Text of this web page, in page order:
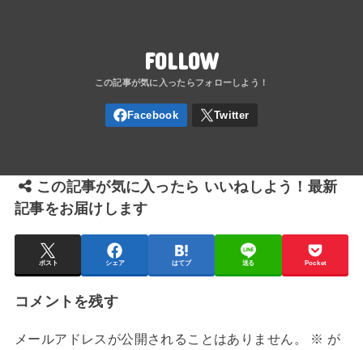
FOLLOW
この記事が気に入ったら いいねしよう！最新
記事をお届けします
ポスト シェア はてブ 送る Pocket
コメントを残す
メールアドレスが公開されることはありません。 ※ が